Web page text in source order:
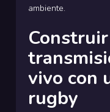
ambiente.
vivo con
rugby